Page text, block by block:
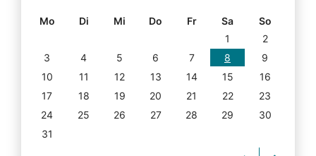
Mo Di Mi Do Fr Sa
So
1
2
3
4 5 6 7 8
9
10
11 12 13 14 15
16
17
18 19 20 21 22
23
24
25 26 27 28 29
30
31